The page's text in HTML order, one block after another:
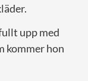
upp med
kommer hon